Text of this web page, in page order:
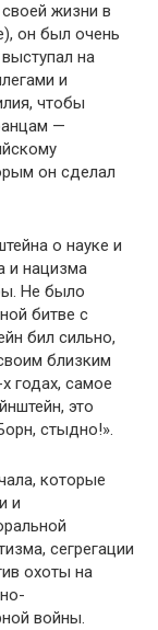
жизни в
он был очень
на
и
чтобы
—
он сделал
о науке и
и нацизма
Не было
битве с
бил сильно,
близким
годах, самое
это
стыдно!».
которые
и
сегрегации
охоты на
войны.